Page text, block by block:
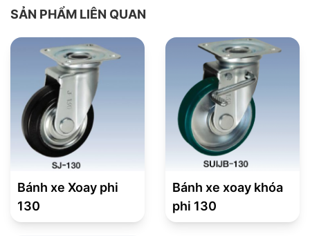
SẢN PHẨM LIÊN QUAN
Bánh xe Xoay phi
130
Bánh xe xoay khóa
phi 130